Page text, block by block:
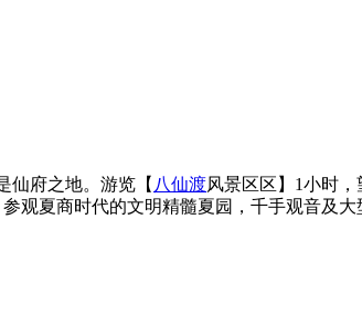
仙府之地。游览【 八仙渡风景区区】1小时
参观夏商时代的文明精髓夏园，千手观音及